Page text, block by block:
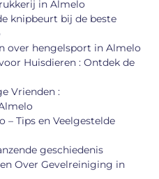
in Almelo
knipbeurt bij de beste
over hengelsport in Almelo
Huisdieren : Ontdek de
Vrienden :
– Tips en Veelgestelde
geschiedenis
Over Gevelreiniging in